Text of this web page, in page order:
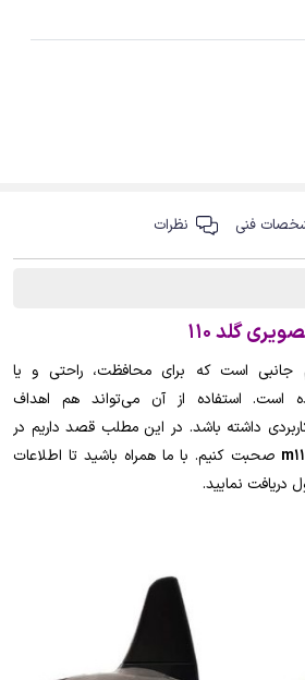
فنی نظرات
گلد 110
جانبی است که برای محافظت، راحتی و یا
است. استفاده از آن می‌تواند هم اهداف
داشته باشد. در این مطلب قصد داریم در
صحبت کنیم. با ما همراه باشید تا اطلاعات
نمایید.